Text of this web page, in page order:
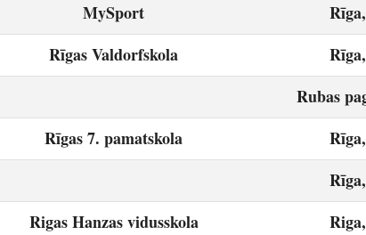
MySport
Rīgas Valdorfskola
Rubas
Rīgas 7. pamatskola
Rigas Hanzas vidusskola